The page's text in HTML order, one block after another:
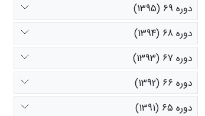
دوره 69 (1395)
دوره 68 (1394)
دوره 67 (1393)
دوره 66 (1392)
دوره 65 (1391)